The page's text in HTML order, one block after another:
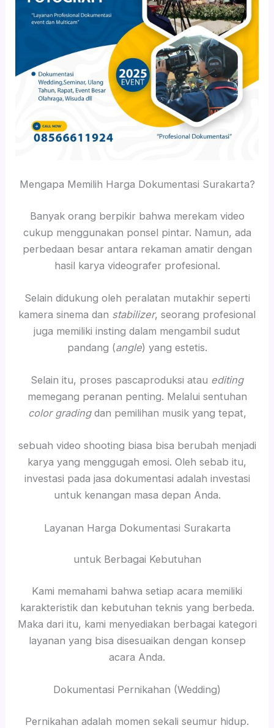
Mengapa Memilih Harga Dokumentasi Surakarta?
Banyak orang berpikir bahwa merekam video
cukup menggunakan ponsel pintar. Namun, ada
perbedaan besar antara rekaman amatir dengan
hasil karya videografer profesional.
Selain didukung oleh peralatan mutakhir seperti
kamera sinema dan stabilizer, seorang profesional
juga memiliki insting dalam mengambil sudut
pandang (angle) yang estetis.
Selain itu, proses pascaproduksi atau editing
memegang peranan penting. Melalui sentuhan
color gradingdan pemilihan musik yang tepat,
sebuah video shooting biasa bisa berubah menjadi
karya yang menggugah emosi. Oleh sebab itu,
investasi pada jasa dokumentasi adalah investasi
untuk kenangan masa depan Anda.
Layanan Harga Dokumentasi Surakarta
untuk Berbagai Kebutuhan
Kami memahami bahwa setiap acara memiliki
karakteristik dan kebutuhan teknis yang berbeda.
Maka dari itu, kami menyediakan berbagai kategori
layanan yang bisa disesuaikan dengan konsep
acara Anda.
Dokumentasi Pernikahan (Wedding)
Pernikahan adalah momen sekali seumur hidup.